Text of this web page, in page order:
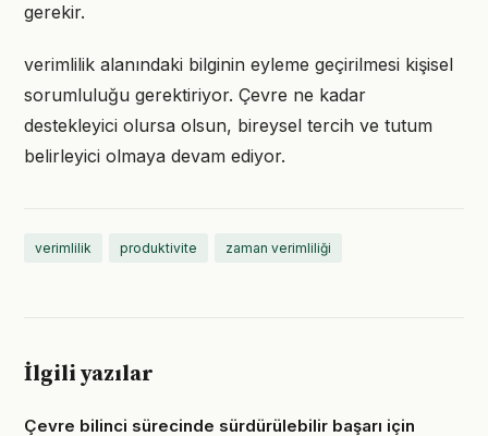
gerekir.
verimlilik alanındaki bilginin eyleme geçirilmesi kişisel
sorumluluğu gerektiriyor. Çevre ne kadar
destekleyici olursa olsun, bireysel tercih ve tutum
belirleyici olmaya devam ediyor.
verimlilik produktivite zaman verimliliği
İlgili yazılar
Çevre bilinci sürecinde sürdürülebilir başarı için